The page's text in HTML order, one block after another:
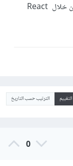
الذي يقدم expo مقارنًة بإنشاء المشروع بدونه من خلال React
الترتيب حسب التاريخ
0